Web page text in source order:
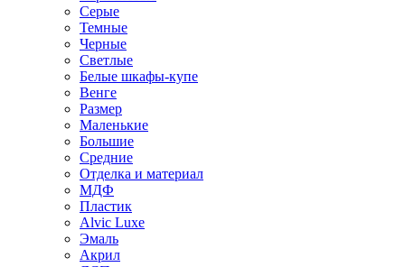
Серые
Темные
Черные
Светлые
Белые шкафы-купе
Венге
Размер
Маленькие
Большие
Средние
Отделка и материал
МДФ
Пластик
Alvic Luxe
Эмаль
Акрил